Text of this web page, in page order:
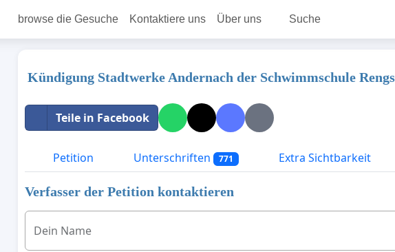
browse die Gesuche Kontaktiere uns Über uns Suche
Kündigung Stadtwerke Andernach der Schwimmschule
Teile in Facebook
Petition Unterschriften 771 Extra Sichtbarkeit
Verfasser der Petition kontaktieren
Dein Name